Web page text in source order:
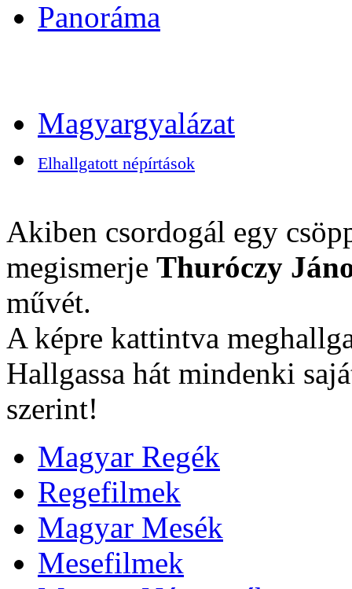
Panoráma
Magyargyalázat
Elhallgatott népírtások
Akiben csordogál egy
megismerje Thuróczy
művét.
A képre kattintva
Hallgassa hát mindenki
szerint!
Magyar Regék
Regefilmek
Magyar Mesék
Mesefilmek